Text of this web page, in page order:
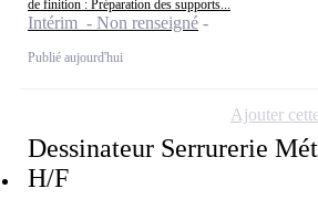
de finition : Préparation des supports...
Intérim - Non renseigné
Publié aujourd'hui
Dessinateur Serrurerie
H/F
Ajouter